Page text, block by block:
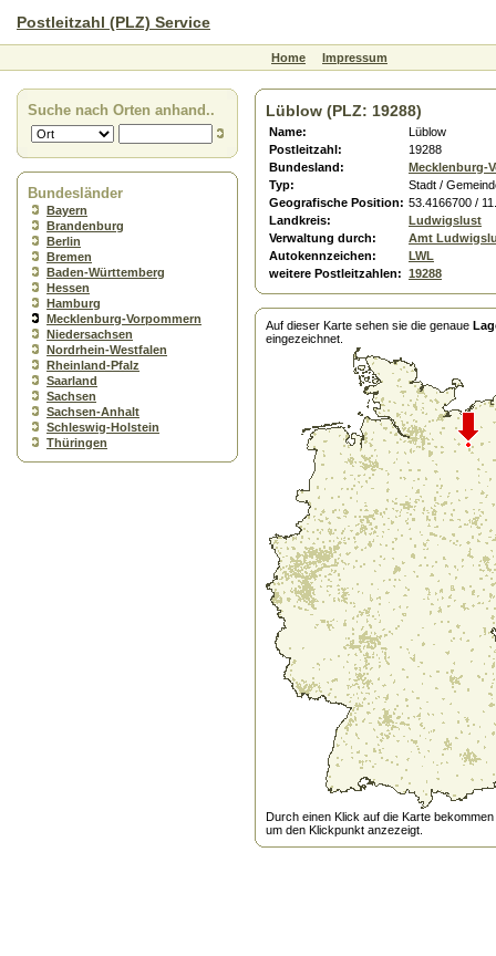
Postleitzahl (PLZ) Service
Home Impressum
Suche nach Orten anhand..
Bundesländer
Bayern
Brandenburg
Berlin
Bremen
Baden-Württemberg
Hessen
Hamburg
Mecklenburg-Vorpommern
Niedersachsen
Nordrhein-Westfalen
Rheinland-Pfalz
Saarland
Sachsen
Sachsen-Anhalt
Schleswig-Holstein
Thüringen
Lüblow (PLZ: 19288)
Name:
Lüblow
Postleitzahl:
19288
Bundesland:
Mecklenburg-
Typ:
Stadt /
Geografische Position: 53.4166700 /
Landkreis:
Ludwigslust
Verwaltung durch:
Amt
Autokennzeichen:
LWL
weitere Postleitzahlen: 19288
Auf dieser Karte sehen sie die genaue
eingezeichnet.
Durch einen Klick auf die Karte
um den Klickpunkt anzezeigt.